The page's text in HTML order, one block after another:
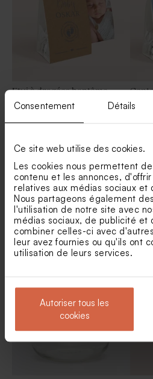
Consentement Détails
Ce site web utilise des cookies.
Les cookies nous permettent
contenu et les annonces,
relatives aux médias sociaux et
Nous partageons également
l'utilisation de notre site avec
médias sociaux, de publicité et
combiner celles-ci avec
leur avez fournies ou qu'ils ont
utilisation de leurs services.
Autoriser tous les
cookies
Dragées baptême amande –
Valisette passeport avec
photo
Etui à dragées baptême
passeport
Étui à dragées baptême
original colombe messagère
Étui